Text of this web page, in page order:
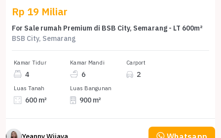
Rp 19 Miliar
For Sale rumah Premium di BSB City, Semarang - LT 600m²
BSB City, Semarang
Kamar Tidur
4
Kamar Mandi
6
Carport
2
Luas Tanah
600 m²
Luas Bangunan
900 m²